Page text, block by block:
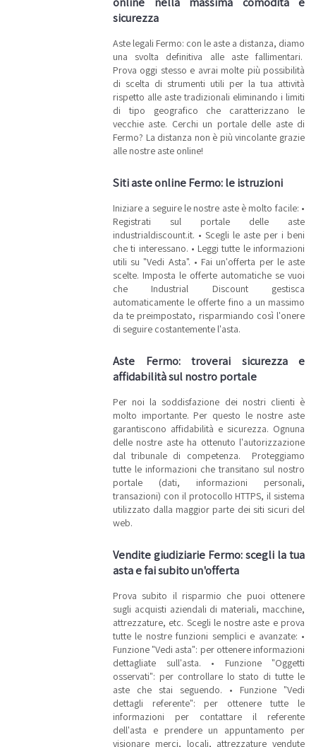
sicurezza
Aste legali Fermo: con le aste a distanza, diamo
una svolta definitiva alle aste fallimentari.
Prova oggi stesso e avrai molte più possibilità
di scelta di strumenti utili per la tua attività
rispetto alle aste tradizionali eliminando i limiti
di tipo geografico che caratterizzano le
vecchie aste. Cerchi un portale delle aste di
Fermo? La distanza non è più vincolante grazie
alle nostre aste online!
Siti aste online Fermo: le istruzioni
Iniziare a seguire le nostre aste è molto facile: •
Registrati sul portale delle aste
industrialdiscount.it. • Scegli le aste per i beni
che ti interessano. • Leggi tutte le informazioni
utili su "Vedi Asta". • Fai un'offerta per le aste
scelte. Imposta le offerte automatiche se vuoi
che Industrial Discount gestisca
automaticamente le offerte fino a un massimo
da te preimpostato, risparmiando così l'onere
di seguire costantemente l'asta.
Aste Fermo: troverai sicurezza e
affidabilità sul nostro portale
Per noi la soddisfazione dei nostri clienti è
molto importante. Per questo le nostre aste
garantiscono affidabilità e sicurezza. Ognuna
delle nostre aste ha ottenuto l'autorizzazione
dal tribunale di competenza. Proteggiamo
tutte le informazioni che transitano sul nostro
portale (dati, informazioni personali,
transazioni) con il protocollo HTTPS, il sistema
utilizzato dalla maggior parte dei siti sicuri del
web.
Vendite giudiziarie Fermo: scegli la tua
asta e fai subito un'offerta
Prova subito il risparmio che puoi ottenere
sugli acquisti aziendali di materiali, macchine,
attrezzature, etc. Scegli le nostre aste e prova
tutte le nostre funzioni semplici e avanzate: •
Funzione "Vedi asta": per ottenere informazioni
dettagliate sull'asta. • Funzione "Oggetti
osservati": per controllare lo stato di tutte le
aste che stai seguendo. • Funzione "Vedi
dettagli referente": per ottenere tutte le
informazioni per contattare il referente
dell'asta e prendere un appuntamento per
visionare merci, locali, attrezzature vendute